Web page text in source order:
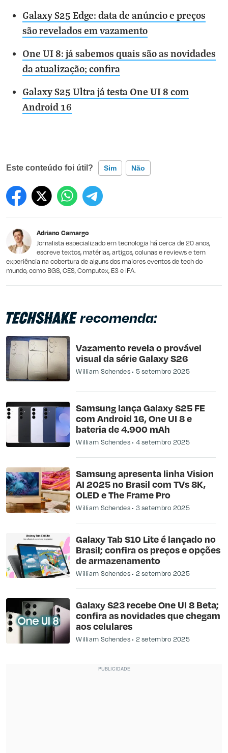
Galaxy S25 Edge: data de anúncio e preços
são revelados em vazamento
One UI 8: já sabemos quais são as novidades
da atualização; confira
Galaxy S25 Ultra já testa One UI 8 com
Android 16
Este conteúdo foi útil? Sim Não
Este conteúdo contém informação incorreta
Outro
Adriano Camargo
Jornalista especializado em tecnologia há cerca de 20 anos,
escreve textos, matérias, artigos, colunas e reviews e tem
experiência na cobertura de alguns dos maiores eventos de tech do
mundo, como BGS, CES, Computex, E3 e IFA.
recomenda:
Vazamento revela o provável
visual da série Galaxy S26
William Schendes 5 setembro 2025
Samsung lança Galaxy S25 FE
com Android 16, One UI 8 e
bateria de 4.900 mAh
William Schendes 4 setembro 2025
Samsung apresenta linha Vision
AI 2025 no Brasil com TVs 8K,
OLED e The Frame Pro
William Schendes 3 setembro 2025
Galaxy Tab S10 Lite é lançado no
Brasil; confira os preços e opções
de armazenamento
William Schendes 2 setembro 2025
Galaxy S23 recebe One UI 8 Beta;
confira as novidades que chegam
aos celulares
William Schendes 2 setembro 2025